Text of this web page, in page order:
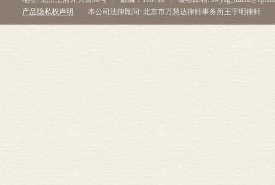
产品隐私权声明
本公司法律顾问: 北京市万慧达律师事务所王宇明律师